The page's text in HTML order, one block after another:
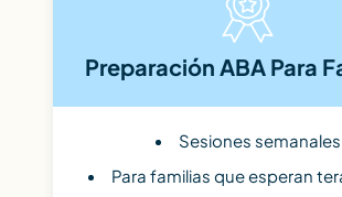
Preparación ABA Para
Sesiones semanales
Para familias que esperan